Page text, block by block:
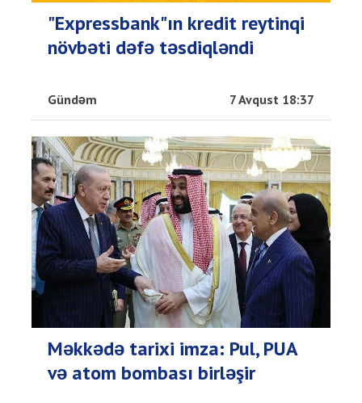
"Expressbank"ın kredit reytinqi
növbəti dəfə təsdiqləndi
Gündəm 7 Avqust 18:37
Məkkədə tarixi imza: Pul, PUA
və atom bombası birləşir